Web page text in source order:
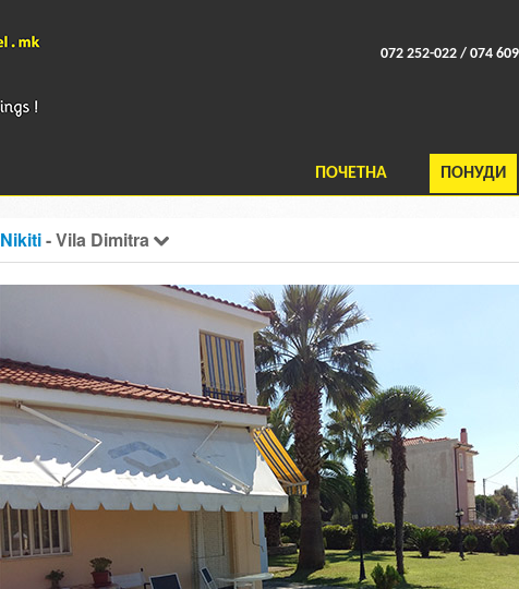
072 252-022 / 074
ПОЧЕТНА ПОНУДИ
Nikiti- Vila Dimitra